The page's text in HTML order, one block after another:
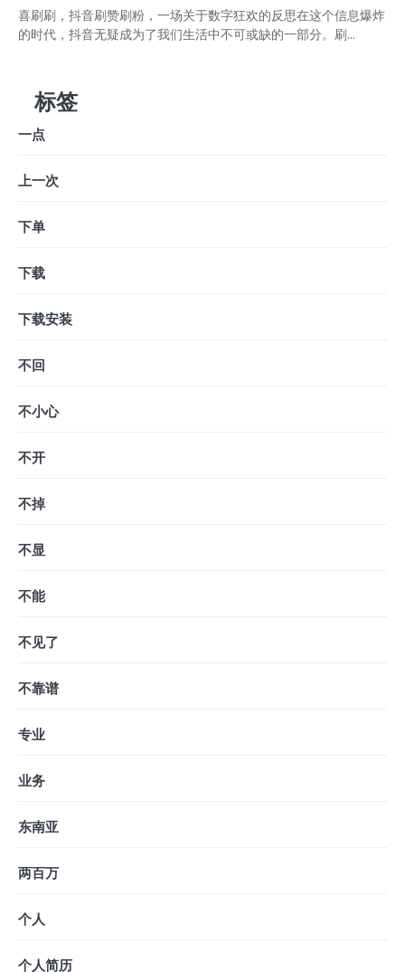
喜刷刷，抖音刷赞刷粉，一场关于数字狂欢的反思在这个信息爆炸
的时代，抖音无疑成为了我们生活中不可或缺的一部分。刷...
标签
一点
上一次
下单
下载
下载安装
不回
不小心
不开
不掉
不显
不能
不见了
不靠谱
专业
业务
东南亚
两百万
个人
个人简历